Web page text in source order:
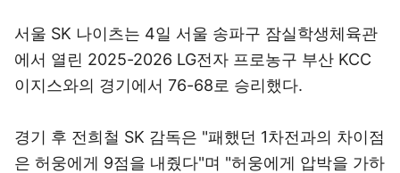
서울 SK 나이츠는 4일 서울 송파구 잠실학생체육관
에서 열린 2025-2026 LG전자 프로농구 부산 KCC
이지스와의 경기에서 76-68로 승리했다.
경기 후 전희철 SK 감독은 "패했던 1차전과의 차이점
은 허웅에게 9점을 내줬다"며 "허웅에게 압박을 가하